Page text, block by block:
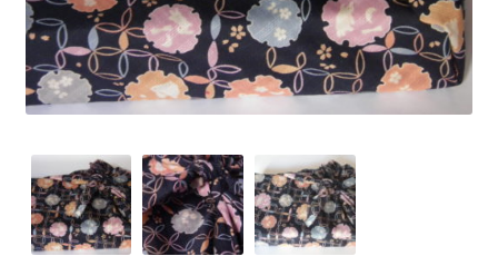
My Account
Wishlist
Panier
Plan du site